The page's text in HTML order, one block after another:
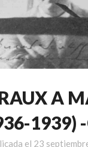
A
1939)
el 23